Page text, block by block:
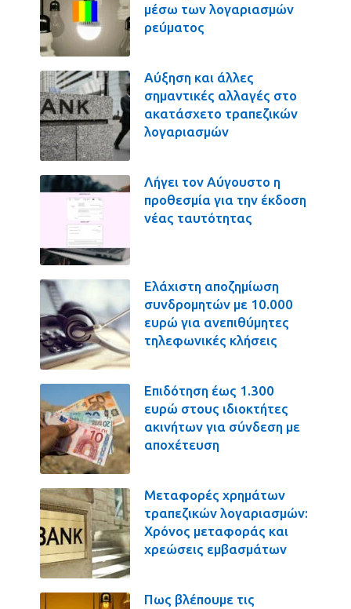
μέσω των λογαριασμών
ρεύματος
Αύξηση και άλλες
σημαντικές αλλαγές στο
ακατάσχετο τραπεζικών
λογαριασμών
Λήγει τον Αύγουστο η
προθεσμία για την έκδοση
νέας ταυτότητας
Ελάχιστη αποζημίωση
συνδρομητών με 10.000
ευρώ για ανεπιθύμητες
τηλεφωνικές κλήσεις
Επιδότηση έως 1.300
ευρώ στους ιδιοκτήτες
ακινήτων για σύνδεση με
αποχέτευση
Μεταφορές χρημάτων
τραπεζικών λογαριασμών:
Χρόνος μεταφοράς και
χρεώσεις εμβασμάτων
Πως βλέπουμε τις